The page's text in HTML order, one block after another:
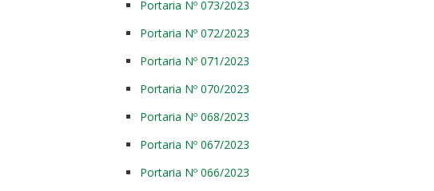
Portaria Nº 073/2023
Portaria Nº 072/2023
Portaria Nº 071/2023
Portaria Nº 070/2023
Portaria Nº 068/2023
Portaria Nº 067/2023
Portaria Nº 066/2023